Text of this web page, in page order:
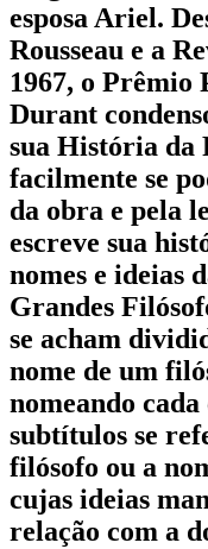
esposa Ariel.
Rousseau e a
1967, o
Durant
sua História da
facilmente se
da obra e pela
escreve sua
nomes e ideias
Grandes
se acham
nome de um
nomeando
subtítulos se
filósofo ou a
cujas ideias
relação com a